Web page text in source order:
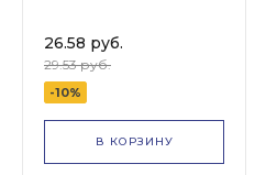
26.58 руб.
29.53 руб.
-10%
В КОРЗИНУ